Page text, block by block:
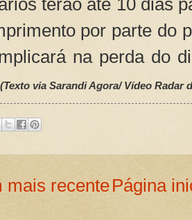
terão até 10 dias
por parte do
na perda do
(Texto via Sarandi Agora/ Vídeo Radar
mais recentePágina